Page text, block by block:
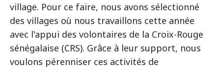
village. Pour ce faire, nous avons sélectionné
des villages où nous travaillons cette année
avec l'appui des volontaires de la Croix-Rouge
sénégalaise (CRS). Grâce à leur support, nous
voulons pérenniser ces activités de